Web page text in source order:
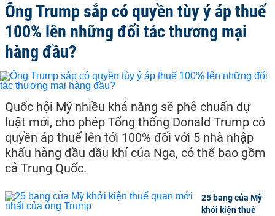
Ông Trump sắp có quyền tùy ý áp thuế
100% lên những đối tác thương mại
hàng đầu?
Quốc hội Mỹ nhiều khả năng sẽ phê chuẩn dự
luật mới, cho phép Tổng thống Donald Trump có
quyền áp thuế lên tới 100% đối với 5 nhà nhập
khẩu hàng đầu dầu khí của Nga, có thể bao gồm
cả Trung Quốc.
25 bang của Mỹ
khởi kiện thuế